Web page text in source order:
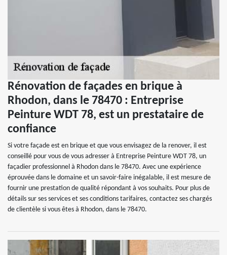
Rénovation de façades en brique à
Rhodon, dans le 78470 : Entreprise
Peinture WDT 78, est un prestataire de
confiance
Si votre façade est en brique et que vous envisagez de la renover, il est
conseillé pour vous de vous adresser à Entreprise Peinture WDT 78, un
façadier professionnel à Rhodon dans le 78470. Avec une expérience
éprouvée dans le domaine et un savoir-faire inégalable, il est mesure de
fournir une prestation de qualité répondant à vos souhaits. Pour plus de
détails sur ses services et ses conditions tarifaires, contactez ses chargés
de clientèle si vous êtes à Rhodon, dans le 78470.